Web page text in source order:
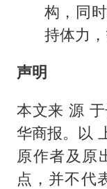
构，同
持体力
声明
本文来 源
华商报。以
原作者及原
点，并不代